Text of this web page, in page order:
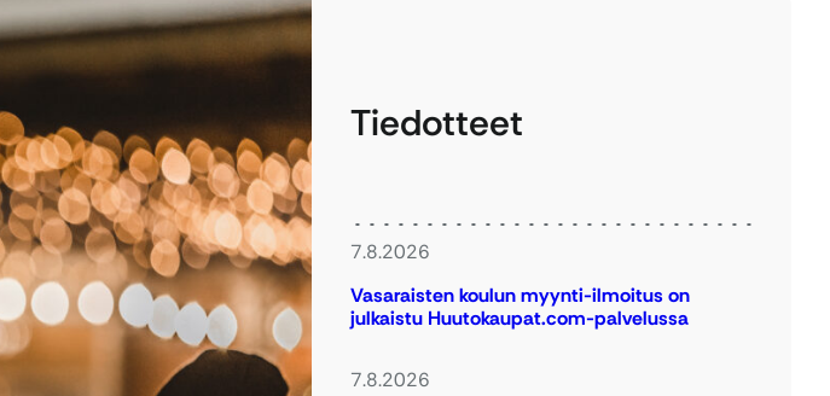
Tiedotteet
7.8.2026
Vasaraisten koulun myynti-ilmoitus on
julkaistu Huutokaupat.com-palvelussa
7.8.2026